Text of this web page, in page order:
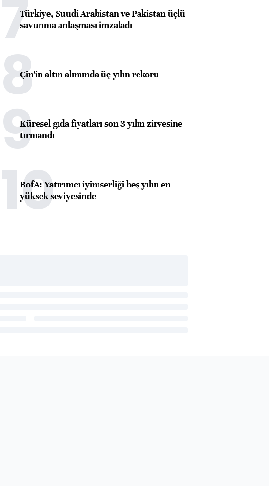
7Türkiye, Suudi Arabistan ve Pakistan üçlü
savunma anlaşması imzaladı
8Çin'in altın alımında üç yılın rekoru
9Küresel gıda fiyatları son 3 yılın zirvesine
tırmandı
10
BofA: Yatırımcı iyimserliği beş yılın en
yüksek seviyesinde